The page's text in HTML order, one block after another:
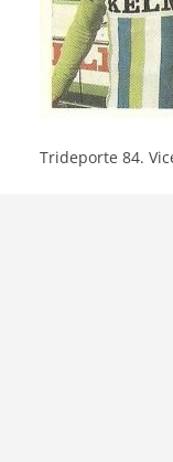
Trideporte 84.